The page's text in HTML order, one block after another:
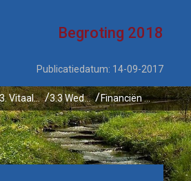
Begroting 2018
Publicatiedatum: 14-09-2017
3. Vitaal platteland 3.3 Wederzijdse versterking van natuur & economie en van natuur & samenleving Financiën - 3.3.3 Programma Twickel